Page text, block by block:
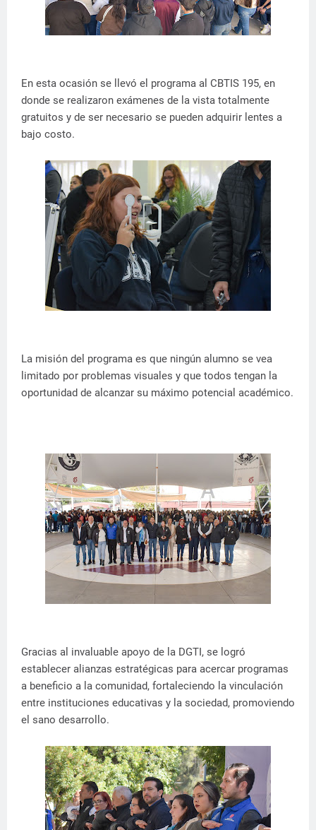
En esta ocasión se llevó el programa al CBTIS 195, en
donde se realizaron exámenes de la vista totalmente
gratuitos y de ser necesario se pueden adquirir lentes a
bajo costo.
La misión del programa es que ningún alumno se vea
limitado por problemas visuales y que todos tengan la
oportunidad de alcanzar su máximo potencial académico.
Gracias al invaluable apoyo de la DGTI, se logró
establecer alianzas estratégicas para acercar programas
a beneficio a la comunidad, fortaleciendo la vinculación
entre instituciones educativas y la sociedad, promoviendo
el sano desarrollo.